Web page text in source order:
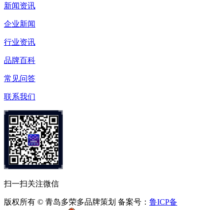
新闻资讯
企业新闻
行业资讯
品牌百科
常见问答
联系我们
扫一扫关注微信
版权所有 © 青岛多荣多品牌策划 备案号： 鲁ICP备